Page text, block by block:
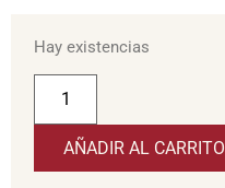
Hay existencias
AÑADIR AL CARRITO